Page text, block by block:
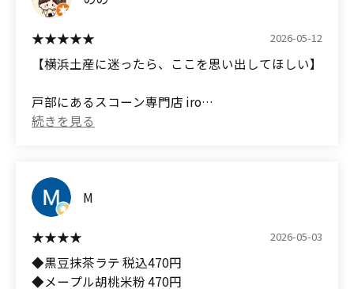
following two items:
■Cacao Chocolate @ 400 yen (tax included)
■Salted Caramel @ 490 yen
The scones had a wonderful crisp, crumbly
My overall impression was that, unlike typical
scones, they felt like complete scones that didn't
require jam or clotted cream.
The size is a bit small, so the price feels a little
they are so satisfying that you wouldn't know
menus, and I'm a repeat customer. They also make
a wonderful gift.
2026-05-12
【横浜土産に迷ったら、ここを思い出してほしい】
戸部にあるスコーン専門店 iro
正直に言うと、「スコーンって手土産にどうなんだ
■ 想像を裏切るしっとり感
いわゆる“ボソボソしたスコーン”ではありません。
外はさくっと軽く、中はしっとり。
喉に詰まる感じがなく、やさしくほどける食感で
す。
M
2026-05-03
◆黒豆抹茶ラテ 税込470円
◆メープル胡桃米粉 470円